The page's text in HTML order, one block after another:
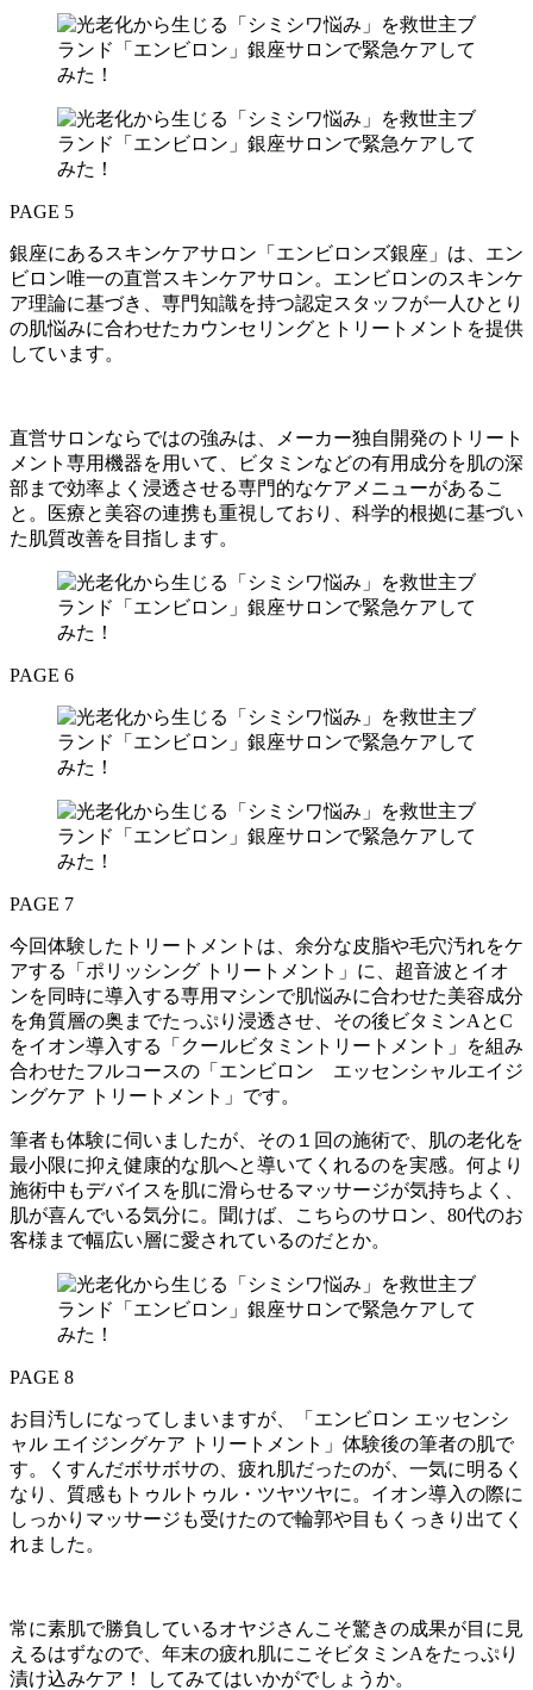
PAGE 5
銀座にあるスキンケアサロン「エンビロンズ銀座」は、エン
ビロン唯一の直営スキンケアサロン。エンビロンのスキンケ
ア理論に基づき、専門知識を持つ認定スタッフが一人ひとり
の肌悩みに合わせたカウンセリングとトリートメントを提供
しています。
直営サロンならではの強みは、メーカー独自開発のトリート
メント専用機器を用いて、ビタミンなどの有用成分を肌の深
部まで効率よく浸透させる専門的なケアメニューがあるこ
と。医療と美容の連携も重視しており、科学的根拠に基づい
た肌質改善を目指します。
PAGE 6
PAGE 7
今回体験したトリートメントは、余分な皮脂や毛穴汚れをケ
アする「ポリッシング トリートメント」に、超音波とイオ
ンを同時に導入する専用マシンで肌悩みに合わせた美容成分
を角質層の奥までたっぷり浸透させ、その後ビタミンAとC
をイオン導入する「クールビタミントリートメント」を組み
合わせたフルコースの「エンビロン エッセンシャルエイジ
ングケア トリートメント」です。
筆者も体験に伺いましたが、その１回の施術で、肌の老化を
最小限に抑え健康的な肌へと導いてくれるのを実感。何より
施術中もデバイスを肌に滑らせるマッサージが気持ちよく、
肌が喜んでいる気分に。聞けば、こちらのサロン、80代のお
客様まで幅広い層に愛されているのだとか。
PAGE 8
お目汚しになってしまいますが、「エンビロン エッセンシ
ャル エイジングケア トリートメント」体験後の筆者の肌で
す。くすんだボサボサの、疲れ肌だったのが、一気に明るく
なり、質感もトゥルトゥル・ツヤツヤに。イオン導入の際に
しっかりマッサージも受けたので輪郭や目もくっきり出てく
れました。
常に素肌で勝負しているオヤジさんこそ驚きの成果が目に見
えるはずなので、年末の疲れ肌にこそビタミンAをたっぷり
漬け込みケア！ してみてはいかがでしょうか。